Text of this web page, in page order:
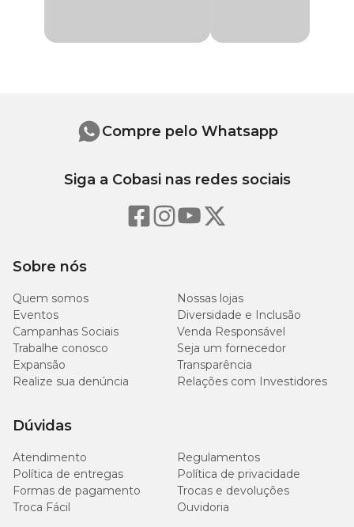
cálcio, ácido fólico, cloreto de colina, biotina, sulfato de ferro, sulfato
Sobre nós
Quem somos
Nossas lojas
Eventos
Diversidade e Inclusão
Campanhas Sociais
Venda Responsável
Trabalhe conosco
Seja um fornecedor
Expansão
Transparência
Realize sua denúncia
Relações com Investidores
Dúvidas
Atendimento
Regulamentos
Política de entregas
Política de privacidade
Formas de pagamento
Trocas e devoluções
Troca Fácil
Ouvidoria
Compre pelo Whatsapp
Siga a Cobasi nas redes sociais